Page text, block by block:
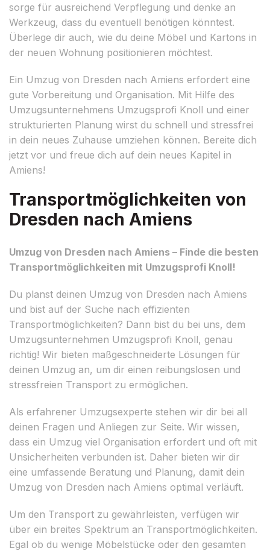
sorge für ausreichend Verpflegung und denke an
Werkzeug, dass du eventuell benötigen könntest.
Überlege dir auch, wie du deine Möbel und Kartons in
der neuen Wohnung positionieren möchtest.
Ein Umzug von Dresden nach Amiens erfordert eine
gute Vorbereitung und Organisation. Mit Hilfe des
Umzugsunternehmens Umzugsprofi Knoll und einer
strukturierten Planung wirst du schnell und stressfrei
in dein neues Zuhause umziehen können. Bereite dich
jetzt vor und freue dich auf dein neues Kapitel in
Amiens!
Transportmöglichkeiten von
Dresden nach Amiens
Umzug von Dresden nach Amiens – Finde die besten
Transportmöglichkeiten mit Umzugsprofi Knoll!
Du planst deinen Umzug von Dresden nach Amiens
und bist auf der Suche nach effizienten
Transportmöglichkeiten? Dann bist du bei uns, dem
Umzugsunternehmen Umzugsprofi Knoll, genau
richtig! Wir bieten maßgeschneiderte Lösungen für
deinen Umzug an, um dir einen reibungslosen und
stressfreien Transport zu ermöglichen.
Als erfahrener Umzugsexperte stehen wir dir bei all
deinen Fragen und Anliegen zur Seite. Wir wissen,
dass ein Umzug viel Organisation erfordert und oft mit
Unsicherheiten verbunden ist. Daher bieten wir dir
eine umfassende Beratung und Planung, damit dein
Umzug von Dresden nach Amiens optimal verläuft.
Um den Transport zu gewährleisten, verfügen wir
über ein breites Spektrum an Transportmöglichkeiten.
Egal ob du wenige Möbelstücke oder den gesamten